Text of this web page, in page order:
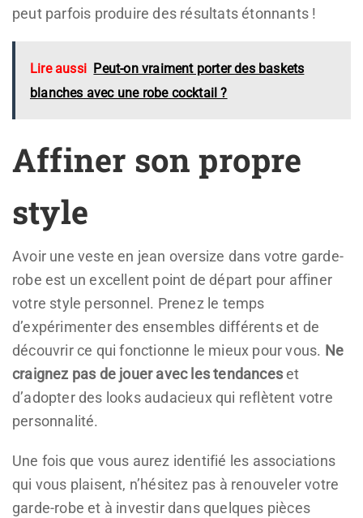
peut parfois produire des résultats étonnants !
Lire aussi Peut-on vraiment porter des baskets
blanches avec une robe cocktail ?
Affiner son propre
style
Avoir une veste en jean oversize dans votre garde-
robe est un excellent point de départ pour affiner
votre style personnel. Prenez le temps
d’expérimenter des ensembles différents et de
découvrir ce qui fonctionne le mieux pour vous. Ne
craignez pas de jouer avec les tendanceset
d’adopter des looks audacieux qui reflètent votre
personnalité.
Une fois que vous aurez identifié les associations
qui vous plaisent, n’hésitez pas à renouveler votre
garde-robe et à investir dans quelques pièces